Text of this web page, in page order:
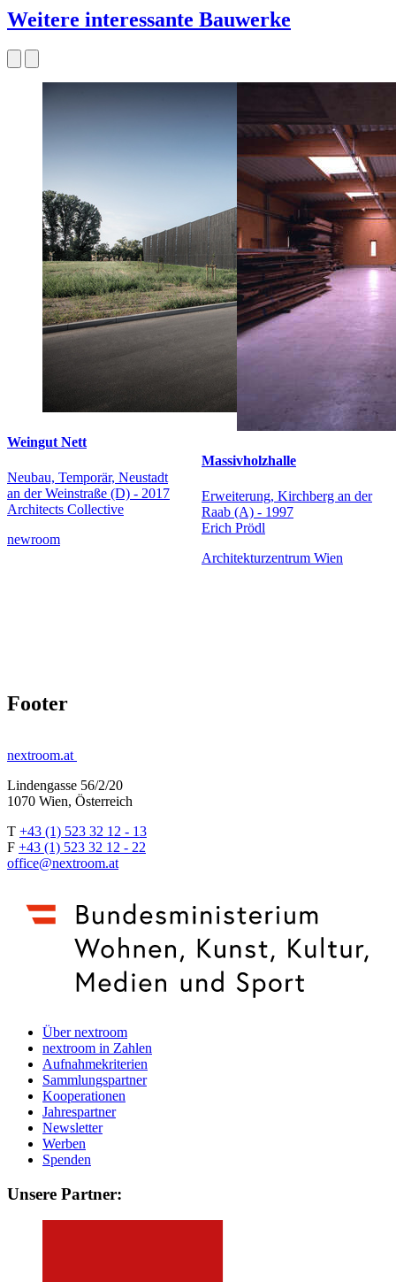
Weitere interessante Bauwerke
Weingut Nett
Neubau, Temporär, Neustadt
an der Weinstraße (D) - 2017
Architects Collective
newroom
Massivholzhalle
Erweiterung, Kirchberg an der
Raab (A) - 1997
Erich Prödl
Architekturzentrum Wien
Footer
nextroom.at
Lindengasse 56/2/20
1070 Wien, Österreich
T +43 (1) 523 32 12 - 13
F +43 (1) 523 32 12 - 22
office@nextroom.at
Über nextroom
nextroom in Zahlen
Aufnahmekriterien
Sammlungspartner
Kooperationen
Jahrespartner
Newsletter
Werben
Spenden
Unsere Partner: